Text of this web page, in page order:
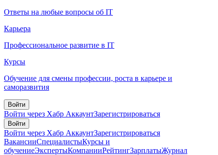
Ответы на любые вопросы об IT
Карьера
Профессиональное развитие в IT
Курсы
Обучение для смены профессии, роста в карьере и
саморазвития
Войти
Войти через Хабр АккаунтЗарегистрироваться
Войти
Войти через Хабр АккаунтЗарегистрироваться
ВакансииСпециалистыКурсы и
обучениеЭкспертыКомпанииРейтингЗарплатыЖурнал